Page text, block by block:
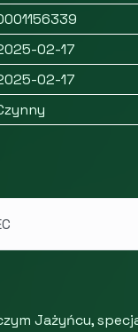
02-17
02-17
Jażyńcu,